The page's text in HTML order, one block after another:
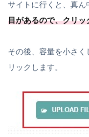
サイトに行くと、真ん
目があるので、クリッ
その後、容量を小さく
リックします。